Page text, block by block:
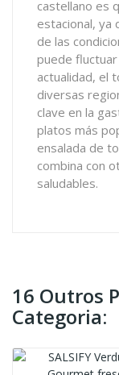
castellano es
estacional, ya
de las
puede
actualidad, el
diversas
clave en la
platos más
ensalada de
combina con
saludables.
16 Outros
Categoria: